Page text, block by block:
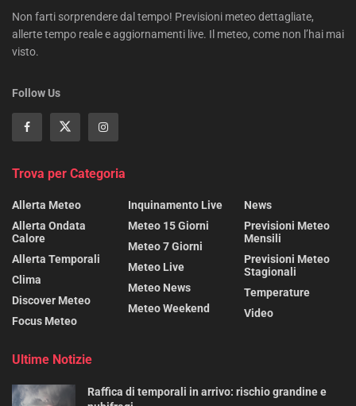
Non farti sorprendere dal tempo! Previsioni meteo dettagliate,
allerte tempo reale e aggiornamenti live. Il meteo, come non l’hai mai
visto.
Follow Us
Trova per Categoria
Allerta Meteo
Allerta Ondata
Calore
Allerta Temporali
Clima
Discover Meteo
Focus Meteo
Inquinamento Live
Meteo 15 Giorni
Meteo 7 Giorni
Meteo Live
Meteo News
Meteo Weekend
News
Previsioni Meteo
Mensili
Previsioni Meteo
Stagionali
Temperature
Video
Ultime Notizie
Raffica di temporali in arrivo: rischio grandine e